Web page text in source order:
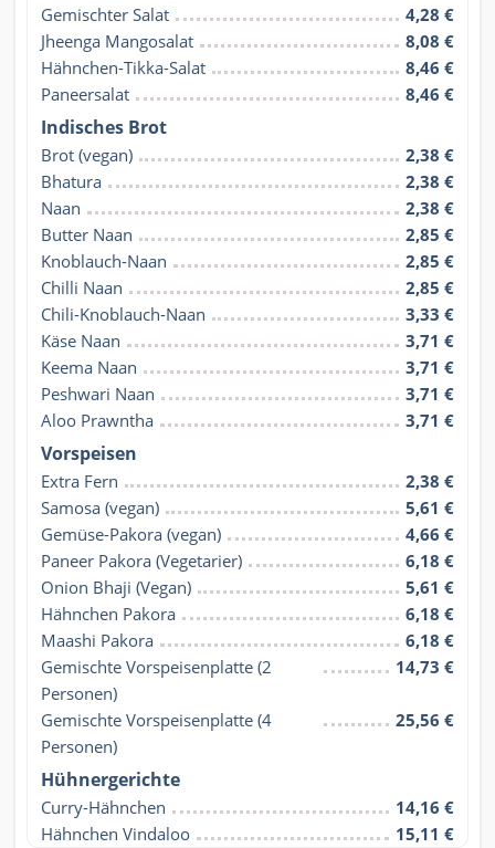
Gemischter Salat
4,28 €
Jheenga Mangosalat
8,08 €
Hähnchen-Tikka-Salat
8,46 €
Paneersalat
8,46 €
Indisches Brot
Brot (vegan)
2,38 €
Bhatura
2,38 €
Naan
2,38 €
Butter Naan
2,85 €
Knoblauch-Naan
2,85 €
Chilli Naan
2,85 €
Chili-Knoblauch-Naan
3,33 €
Käse Naan
3,71 €
Keema Naan
3,71 €
Peshwari Naan
3,71 €
Aloo Prawntha
3,71 €
Vorspeisen
Extra Fern
2,38 €
Samosa (vegan)
5,61 €
Gemüse-Pakora (vegan)
4,66 €
Paneer Pakora (Vegetarier)
6,18 €
Onion Bhaji (Vegan)
5,61 €
Hähnchen Pakora
6,18 €
Maashi Pakora
6,18 €
Gemischte Vorspeisenplatte (2
Personen)
14,73 €
Gemischte Vorspeisenplatte (4
Personen)
25,56 €
Hühnergerichte
Curry-Hähnchen
14,16 €
Hähnchen Vindaloo
15,11 €